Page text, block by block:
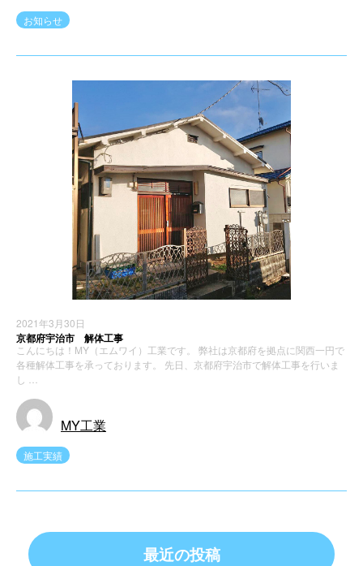
お知らせ
2021年3月30日
京都府宇治市 解体工事
こんにちは！MY（エムワイ）工業です。 弊社は京都府を拠点に関西一円で
各種解体工事を承っております。 先日、京都府宇治市で解体工事を行いま
し …
MY工業
施工実績
最近の投稿